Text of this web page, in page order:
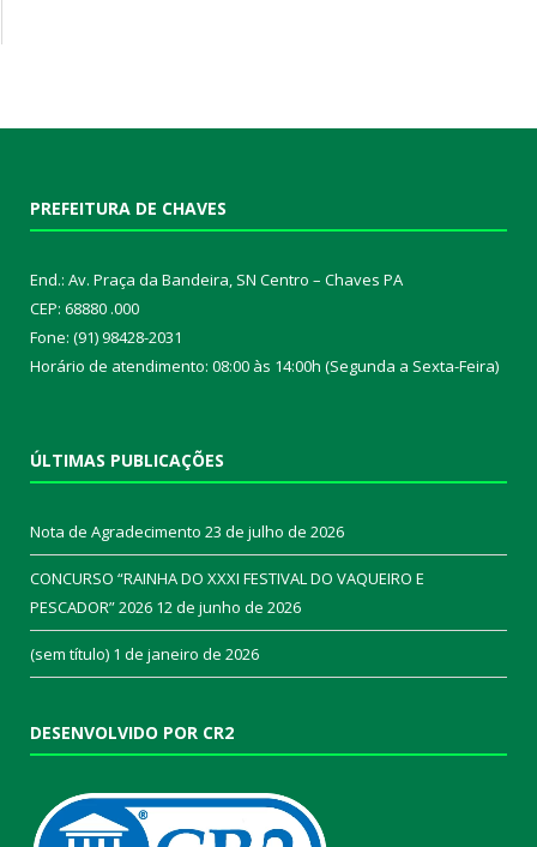
PREFEITURA DE CHAVES
End.: Av. Praça da Bandeira, SN Centro – Chaves PA
CEP: 68880 .000
Fone: (91) 98428-2031
Horário de atendimento: 08:00 às 14:00h (Segunda a Sexta-Feira)
ÚLTIMAS PUBLICAÇÕES
Nota de Agradecimento 23 de julho de 2026
CONCURSO “RAINHA DO XXXI FESTIVAL DO VAQUEIRO E
PESCADOR” 2026 12 de junho de 2026
(sem título) 1 de janeiro de 2026
DESENVOLVIDO POR CR2